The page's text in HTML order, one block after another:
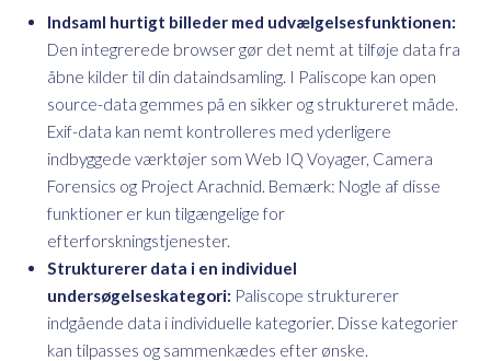
Indsaml hurtigt billeder med udvælgelsesfunktionen:
Den integrerede browser gør det nemt at tilføje data fra
åbne kilder til din dataindsamling. I Paliscope kan open
source-data gemmes på en sikker og struktureret måde.
Exif-data kan nemt kontrolleres med yderligere
indbyggede værktøjer som Web IQ Voyager, Camera
Forensics og Project Arachnid. Bemærk: Nogle af disse
funktioner er kun tilgængelige for
efterforskningstjenester.
Strukturerer data i en individuel
undersøgelseskategori: Paliscope strukturerer
indgående data i individuelle kategorier. Disse kategorier
kan tilpasses og sammenkædes efter ønske.